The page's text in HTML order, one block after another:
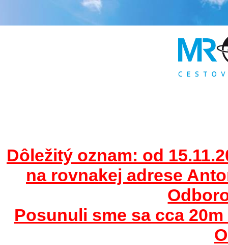
Dôležitý oznam: od
na rovnakej adrese
Posunuli sme sa cca